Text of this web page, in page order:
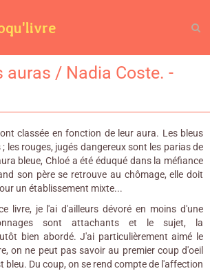
auras / Nadia Coste. -
classée en fonction de leur aura. Les bleus
les rouges, jugés dangereux sont les parias de
bleue, Chloé a été éduqué dans la méfiance
son père se retrouve au chômage, elle doit
un établissement mixte...
livre, je l'ai d'ailleurs dévoré en moins d'une
sont attachants et le sujet, la
bien abordé. J'ai particulièrement aimé le
on ne peut pas savoir au premier coup d'oeil
bleu. Du coup, on se rend compte de l'affection